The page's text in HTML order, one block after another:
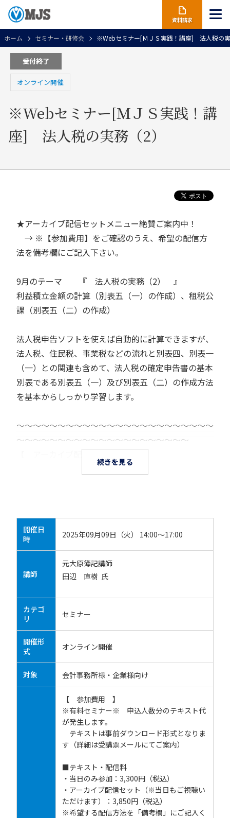
資料請求
ホーム セミナー・研修会 ※Webセミナー[ＭＪＳ実践！講座] 法人税の
受付終了
オンライン開催
※Webセミナー[ＭＪＳ実践！講
座] 法人税の実務（2）
★アーカイブ配信セットメニュー絶賛ご案内中！
→ ※【参加費用】をご確認のうえ、希望の配信方
法を備考欄にご記入下さい。
9月のテーマ 『 法人税の実務（2） 』
利益積立金額の計算（別表五（一）の作成）、租税公
課（別表五（二）の作成）
法人税申告ソフトを使えば自動的に計算できますが、
法人税、住民税、事業税などの流れと別表四、別表一
（一）との関連も含めて、法人税の確定申告書の基本
別表である別表五（一）及び別表五（二）の作成方法
を基本からしっかり学習します。
～～～～～～～～～～～～～～～～～～～～～～～～
～～～～～～～～～～～～～～～～～～～～～
続きを見る
開催日
時
2025年09月09日（火） 14:00～17:00
講師
元大原簿記講師
田辺 直樹 氏
カテゴ
リ
セミナー
開催形
式
オンライン開催
対象 会計事務所様・企業様向け
【 参加費用 】
※有料セミナー※ 申込人数分のテキスト代
が発生します。
テキストは事前ダウンロード形式となりま
す（詳細は受講票メールにてご案内）
■テキスト・配信料
・当日のみ参加：3,300円（税込）
・アーカイブ配信セット（※当日もご視聴い
ただけます）：3,850円（税込）
※希望する配信方法を「備考欄」にご記入く